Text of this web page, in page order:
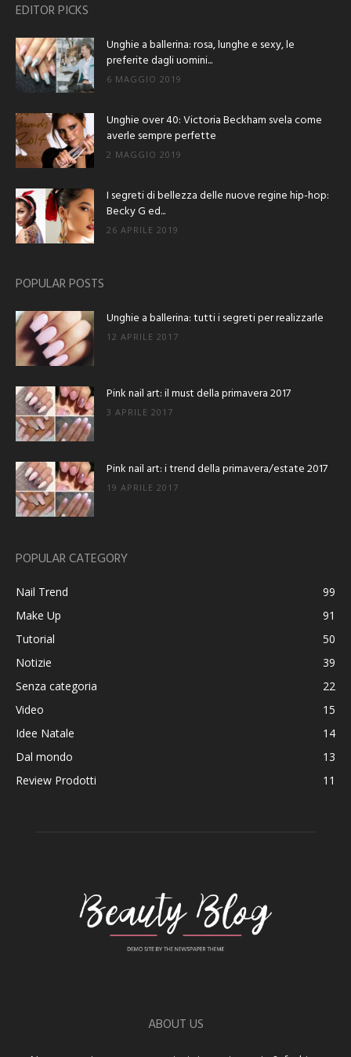
EDITOR PICKS
Unghie a ballerina: rosa, lunghe e sexy, le
preferite dagli uomini...
6 MAGGIO 2019
Unghie over 40: Victoria Beckham svela come
averle sempre perfette
2 MAGGIO 2019
I segreti di bellezza delle nuove regine hip-hop:
Becky G ed...
26 APRILE 2019
POPULAR POSTS
Unghie a ballerina: tutti i segreti per realizzarle
12 APRILE 2017
Pink nail art: il must della primavera 2017
3 APRILE 2017
Pink nail art: i trend della primavera/estate 2017
19 APRILE 2017
POPULAR CATEGORY
Nail Trend
99
Make Up
91
Tutorial
50
Notizie
39
Senza categoria
22
Video
15
Idee Natale
14
Dal mondo
13
Review Prodotti
11
ABOUT US